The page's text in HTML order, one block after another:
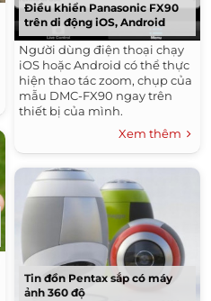
Điều khiển Panasonic FX90
trên di động iOS, Android
Người dùng điện thoại chạy
iOS hoặc Android có thể thực
hiện thao tác zoom, chụp của
mẫu DMC-FX90 ngay trên
thiết bị của mình.
Xem thêm
Tin đồn Pentax sắp có máy
ảnh 360 độ